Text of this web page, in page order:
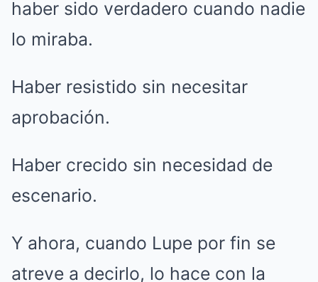
haber sido verdadero cuando nadie
lo miraba.
Haber resistido sin necesitar
aprobación.
Haber crecido sin necesidad de
escenario.
Y ahora, cuando Lupe por fin se
atreve a decirlo, lo hace con la